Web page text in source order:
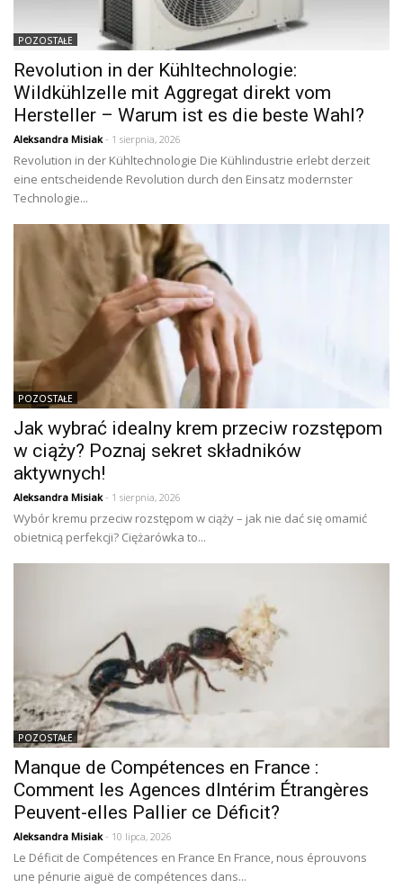
POZOSTAŁE
Revolution in der Kühltechnologie:
Wildkühlzelle mit Aggregat direkt vom
Hersteller – Warum ist es die beste Wahl?
Aleksandra Misiak- 1 sierpnia, 2026
Revolution in der Kühltechnologie Die Kühlindustrie erlebt derzeit
eine entscheidende Revolution durch den Einsatz modernster
Technologie...
POZOSTAŁE
Jak wybrać idealny krem przeciw rozstępom
w ciąży? Poznaj sekret składników
aktywnych!
Aleksandra Misiak- 1 sierpnia, 2026
Wybór kremu przeciw rozstępom w ciąży – jak nie dać się omamić
obietnicą perfekcji? Ciężarówka to...
POZOSTAŁE
Manque de Compétences en France :
Comment les Agences dIntérim Étrangères
Peuvent-elles Pallier ce Déficit?
Aleksandra Misiak- 10 lipca, 2026
Le Déficit de Compétences en France En France, nous éprouvons
une pénurie aiguë de compétences dans...